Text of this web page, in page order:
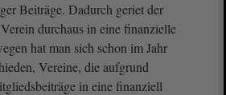
Beiträge. Dadurch geriet der
durchaus in eine finanzielle
hat man sich schon im Jahr
Vereine, die aufgrund
in eine finanziell